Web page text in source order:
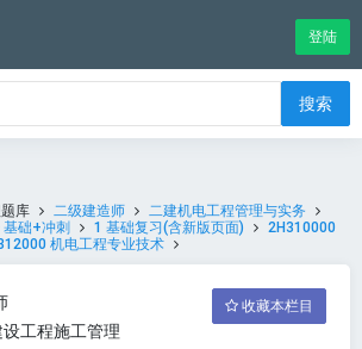
登陆
搜索
库 二级建造师
二建机电工程管理与实务
基础+冲刺
1 基础复习(含新版页面)
2H310000
机电工程专业技术
收藏本栏目
设工程施工管理